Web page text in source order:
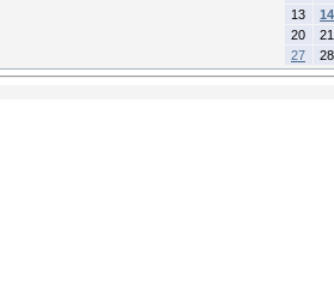
13
14
20
21
27
28